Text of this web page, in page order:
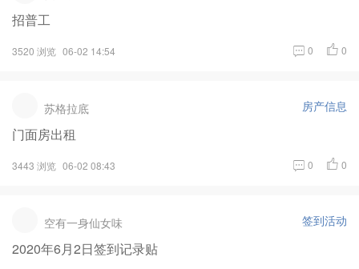
招普工
3520 浏览 06-02 14:54 0 0
苏格拉底 房产信息
门面房出租
3443 浏览 06-02 08:43 0 0
空有一身仙女味 签到活动
2020年6月2日签到记录贴